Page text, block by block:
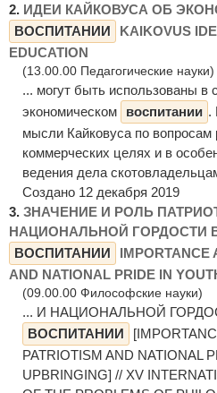
2. ИДЕИ КАЙКОВУСА ОБ
ВОСПИТАНИИ
KAIKOVUS
EDUCATION
(13.00.00 Педагогические науки)
... могут быть использованы в
экономическом
воспитании .
мысли Кайковуса по вопросам
коммерческих целях и в
ведения дела
Создано 12 декабря 2019
3. ЗНАЧЕНИЕ И РОЛЬ
НАЦИОНАЛЬНОЙ ГОРДОСТИ
ВОСПИТАНИИ
IMPORTANCE
AND NATIONAL PRIDE IN
(09.00.00 Философские науки)
... И НАЦИОНАЛЬНОЙ
ВОСПИТАНИИ
PATRIOTISM AND NATIONAL
UPBRINGING] // XV